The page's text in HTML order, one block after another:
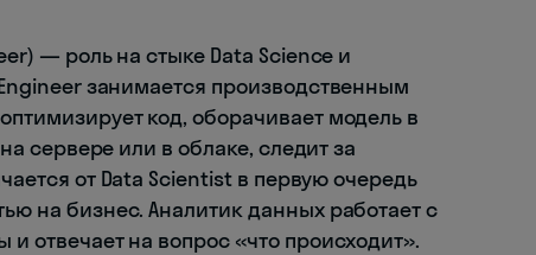
— роль на стыке Data Science и
занимается производственным
код, оборачивает модель в
сервере или в облаке, следит за
от Data Scientist в первую очередь
на бизнес. Аналитик данных работает с
на вопрос «что происходит».